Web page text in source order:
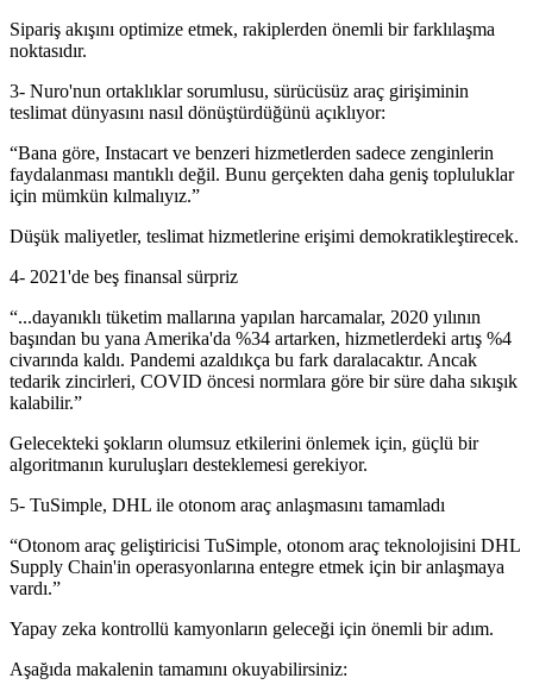
Sipariş akışını optimize etmek, rakiplerden önemli bir farklılaşma
noktasıdır.
3- Nuro'nun ortaklıklar sorumlusu, sürücüsüz araç girişiminin
teslimat dünyasını nasıl dönüştürdüğünü açıklıyor:
“Bana göre, Instacart ve benzeri hizmetlerden sadece zenginlerin
faydalanması mantıklı değil. Bunu gerçekten daha geniş topluluklar
için mümkün kılmalıyız.”
Düşük maliyetler, teslimat hizmetlerine erişimi demokratikleştirecek.
4- 2021'de beş finansal sürpriz
“...dayanıklı tüketim mallarına yapılan harcamalar, 2020 yılının
başından bu yana Amerika'da %34 artarken, hizmetlerdeki artış %4
civarında kaldı. Pandemi azaldıkça bu fark daralacaktır. Ancak
tedarik zincirleri, COVID öncesi normlara göre bir süre daha sıkışık
kalabilir.”
Gelecekteki şokların olumsuz etkilerini önlemek için, güçlü bir
algoritmanın kuruluşları desteklemesi gerekiyor.
5- TuSimple, DHL ile otonom araç anlaşmasını tamamladı
“Otonom araç geliştiricisi TuSimple, otonom araç teknolojisini DHL
Supply Chain'in operasyonlarına entegre etmek için bir anlaşmaya
vardı.”
Yapay zeka kontrollü kamyonların geleceği için önemli bir adım.
Aşağıda makalenin tamamını okuyabilirsiniz: